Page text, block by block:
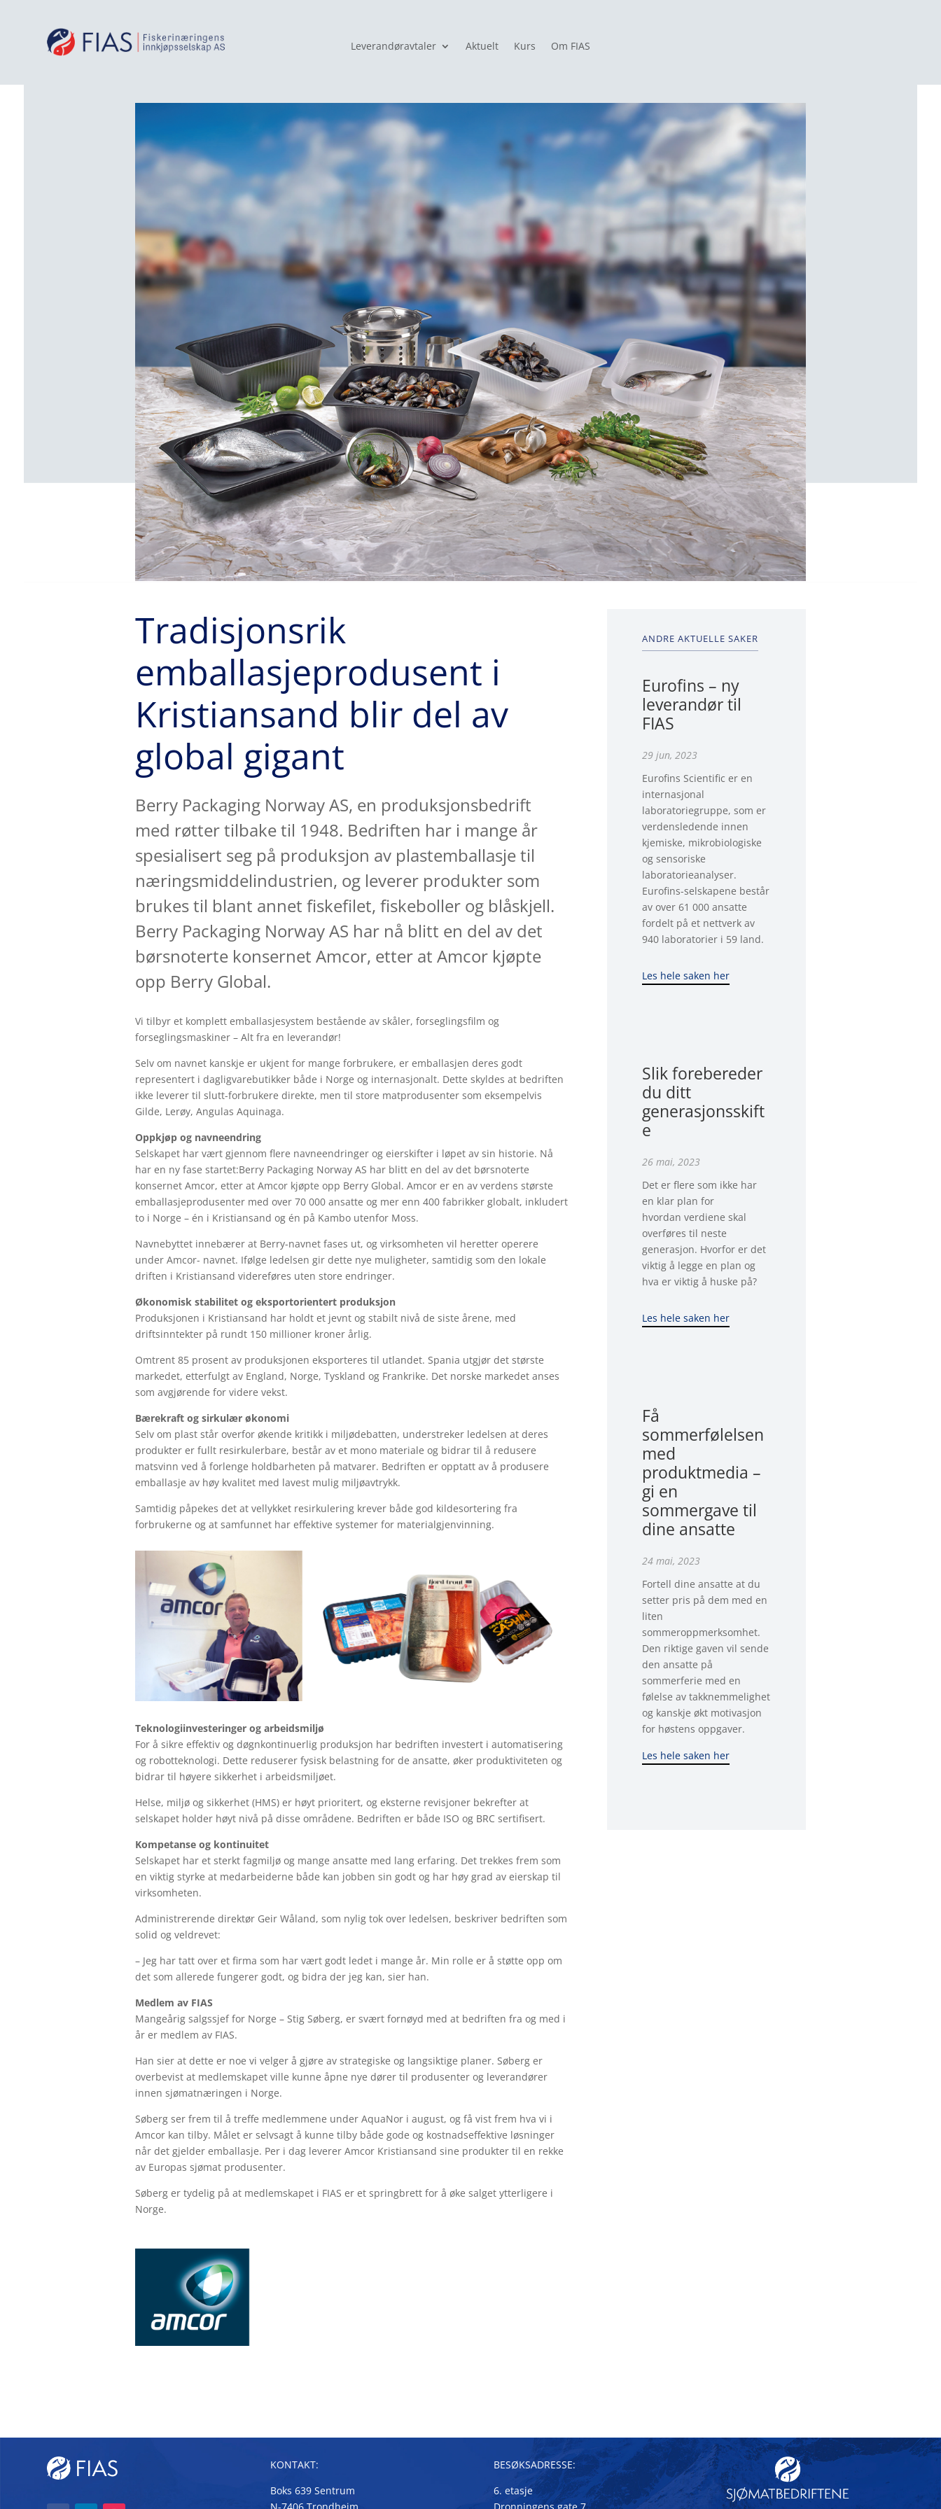
Leverandøravtaler Aktuelt Kurs Om FIAS
Tradisjonsrik
emballasjeprodusent i
Kristiansand blir del av
global gigant
Berry Packaging Norway AS, en produksjonsbedrift
med røtter tilbake til 1948. Bedriften har i mange år
spesialisert seg på produksjon av plastemballasje til
næringsmiddelindustrien, og leverer produkter som
brukes til blant annet fiskefilet, fiskeboller og blåskjell.
Berry Packaging Norway AS har nå blitt en del av det
børsnoterte konsernet Amcor, etter at Amcor kjøpte
opp Berry Global.
Vi tilbyr et komplett emballasjesystem bestående av skåler, forseglingsfilm og
forseglingsmaskiner – Alt fra en leverandør!
Selv om navnet kanskje er ukjent for mange forbrukere, er emballasjen deres godt
representert i dagligvarebutikker både i Norge og internasjonalt. Dette skyldes at bedriften
ikke leverer til slutt-forbrukere direkte, men til store matprodusenter som eksempelvis
Gilde, Lerøy, Angulas Aquinaga.
Oppkjøp og navneendring
Selskapet har vært gjennom flere navneendringer og eierskifter i løpet av sin historie. Nå
har en ny fase startet:Berry Packaging Norway AS har blitt en del av det børsnoterte
konsernet Amcor, etter at Amcor kjøpte opp Berry Global. Amcor er en av verdens største
emballasjeprodusenter med over 70 000 ansatte og mer enn 400 fabrikker globalt, inkludert
to i Norge – én i Kristiansand og én på Kambo utenfor Moss.
Navnebyttet innebærer at Berry-navnet fases ut, og virksomheten vil heretter operere
under Amcor- navnet. Ifølge ledelsen gir dette nye muligheter, samtidig som den lokale
driften i Kristiansand videreføres uten store endringer.
Økonomisk stabilitet og eksportorientert produksjon
Produksjonen i Kristiansand har holdt et jevnt og stabilt nivå de siste årene, med
driftsinntekter på rundt 150 millioner kroner årlig.
Omtrent 85 prosent av produksjonen eksporteres til utlandet. Spania utgjør det største
markedet, etterfulgt av England, Norge, Tyskland og Frankrike. Det norske markedet anses
som avgjørende for videre vekst.
Bærekraft og sirkulær økonomi
Selv om plast står overfor økende kritikk i miljødebatten, understreker ledelsen at deres
produkter er fullt resirkulerbare, består av et mono materiale og bidrar til å redusere
matsvinn ved å forlenge holdbarheten på matvarer. Bedriften er opptatt av å produsere
emballasje av høy kvalitet med lavest mulig miljøavtrykk.
Samtidig påpekes det at vellykket resirkulering krever både god kildesortering fra
forbrukerne og at samfunnet har effektive systemer for materialgjenvinning.
Teknologiinvesteringer og arbeidsmiljø
For å sikre effektiv og døgnkontinuerlig produksjon har bedriften investert i automatisering
og robotteknologi. Dette reduserer fysisk belastning for de ansatte, øker produktiviteten og
bidrar til høyere sikkerhet i arbeidsmiljøet.
Helse, miljø og sikkerhet (HMS) er høyt prioritert, og eksterne revisjoner bekrefter at
selskapet holder høyt nivå på disse områdene. Bedriften er både ISO og BRC sertifisert.
Kompetanse og kontinuitet
Selskapet har et sterkt fagmiljø og mange ansatte med lang erfaring. Det trekkes frem som
en viktig styrke at medarbeiderne både kan jobben sin godt og har høy grad av eierskap til
virksomheten.
Administrerende direktør Geir Wåland, som nylig tok over ledelsen, beskriver bedriften som
solid og veldrevet:
– Jeg har tatt over et firma som har vært godt ledet i mange år. Min rolle er å støtte opp om
det som allerede fungerer godt, og bidra der jeg kan, sier han.
Medlem av FIAS
Mangeårig salgssjef for Norge – Stig Søberg, er svært fornøyd med at bedriften fra og med i
år er medlem av FIAS.
Han sier at dette er noe vi velger å gjøre av strategiske og langsiktige planer. Søberg er
overbevist at medlemskapet ville kunne åpne nye dører til produsenter og leverandører
innen sjømatnæringen i Norge.
Søberg ser frem til å treffe medlemmene under AquaNor i august, og få vist frem hva vi i
Amcor kan tilby. Målet er selvsagt å kunne tilby både gode og kostnadseffektive løsninger
når det gjelder emballasje. Per i dag leverer Amcor Kristiansand sine produkter til en rekke
av Europas sjømat produsenter.
Søberg er tydelig på at medlemskapet i FIAS er et springbrett for å øke salget ytterligere i
Norge.
ANDRE AKTUELLE SAKER
Eurofins – ny
leverandør til
FIAS
29 jun, 2023
Eurofins Scientific er en
internasjonal
laboratoriegruppe, som er
verdensledende innen
kjemiske, mikrobiologiske
og sensoriske
laboratorieanalyser.
Eurofins-selskapene består
av over 61 000 ansatte
fordelt på et nettverk av
940 laboratorier i 59 land.
Les hele saken her
Slik forebereder
du ditt
generasjonsskift
e
26 mai, 2023
Det er flere som ikke har
en klar plan for
hvordan verdiene skal
overføres til neste
generasjon. Hvorfor er det
viktig å legge en plan og
hva er viktig å huske på?
Les hele saken her
Få
sommerfølelsen
med
produktmedia –
gi en
sommergave til
dine ansatte
24 mai, 2023
Fortell dine ansatte at du
setter pris på dem med en
liten
sommeroppmerksomhet.
Den riktige gaven vil sende
den ansatte på
sommerferie med en
følelse av takknemmelighet
og kanskje økt motivasjon
for høstens oppgaver.
Les hele saken her
KONTAKT:
Boks 639 Sentrum
BESØKSADRESSE:
6. etasje